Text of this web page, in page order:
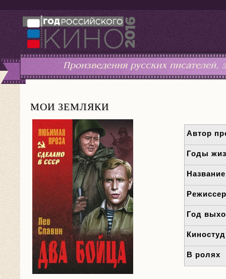
Произведения русских
МОИ ЗЕМЛЯКИ
Автор
Годы
Режиссер
Год
В ролях